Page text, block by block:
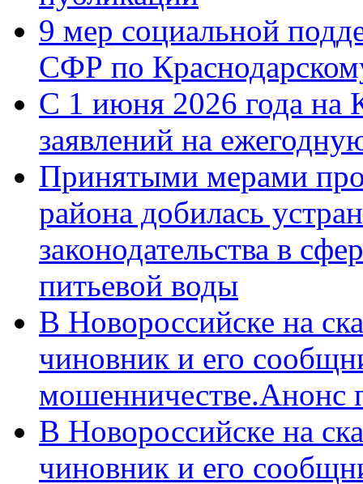
9 мер социальной
СФР по
С 1 июня 2026 года на
заявлений на
Принятыми мерами
района добилась
законодательства в
питьевой воды
В Новороссийске на
чиновник и его
мошенничестве.Анонс
В Новороссийске на
чиновник и его